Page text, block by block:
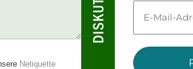
Netiquette
Mail-
*